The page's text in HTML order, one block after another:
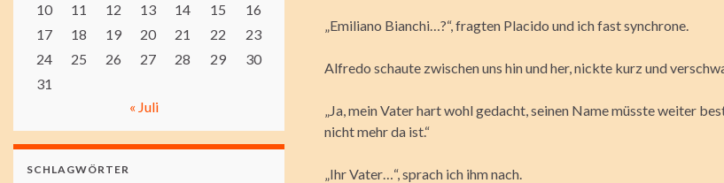
„Emiliano Bianchi…?“, fragten Placido und ich fast synchrone.
Alfredo schaute zwischen uns hin und her, nickte kurz und
„Ja, mein Vater hart wohl gedacht, seinen Name müsste weiter
nicht mehr da ist.“
„Ihr Vater…“, sprach ich ihm nach.
10
11 12 13 14 15
16
17
18 19 20 21 22
23
24
25 26 27 28 29
30
31
« Juli
SCHLAGWÖRTER